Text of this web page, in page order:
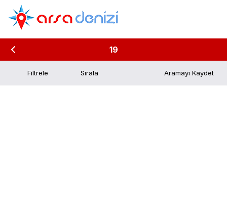
19
Filtrele Aramayı Kaydet